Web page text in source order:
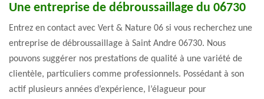
Une entreprise de débroussaillage du 06730
Entrez en contact avec Vert & Nature 06 si vous recherchez une
entreprise de débroussaillage à Saint Andre 06730. Nous
pouvons suggérer nos prestations de qualité à une variété de
clientèle, particuliers comme professionnels. Possédant à son
actif plusieurs années d’expérience, l’élagueur pour